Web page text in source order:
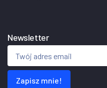
Newsletter
Zapisz mnie!